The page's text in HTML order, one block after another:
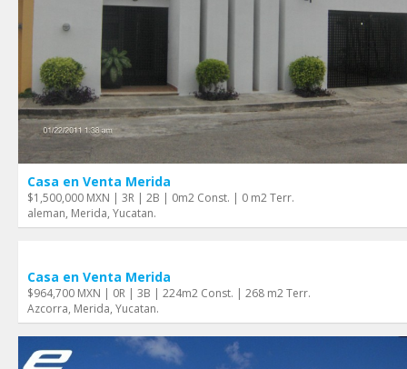
Casa en Venta Merida
$1,500,000 MXN | 3R | 2B | 0m2 Const. | 0 m2 Terr.
aleman, Merida, Yucatan.
Casa en Venta Merida
$964,700 MXN | 0R | 3B | 224m2 Const. | 268 m2 Terr.
Azcorra, Merida, Yucatan.